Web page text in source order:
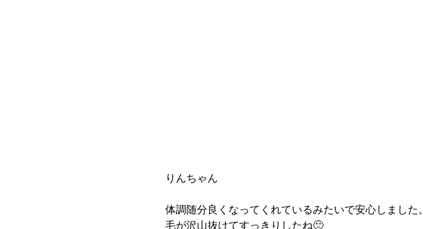
りんちゃん
体調随分良くなってくれているみたいで安心しました。
毛が沢山抜けてすっきりしたね🙂